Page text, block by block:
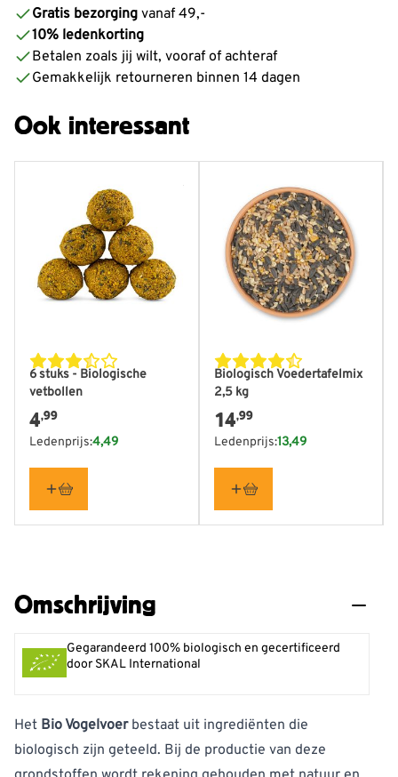
Gratis bezorging vanaf 49,-
10% ledenkorting
Betalen zoals jij wilt, vooraf of achteraf
Gemakkelijk retourneren binnen 14 dagen
Ook interessant
6 stuks - Biologische
vetbollen
4,99
Ledenprijs:4,49
Biologisch Voedertafelmix
2,5 kg
14,99
Ledenprijs:13,49
Omschrijving
Gegarandeerd 100% biologisch en gecertificeerd
door SKAL International
Het Bio Vogelvoerbestaat uit ingrediënten die
biologisch zijn geteeld. Bij de productie van deze